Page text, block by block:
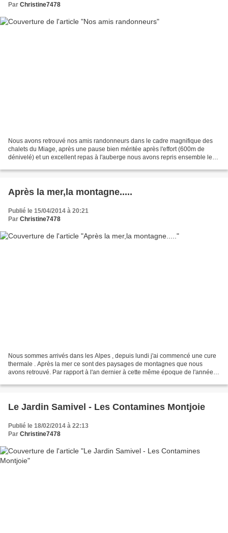
Par Christine7478
Nous avons retrouvé nos amis randonneurs dans le cadre magnifique des
chalets du Miage, après une pause bien méritée après l'effort (600m de
dénivelé) et un excellent repas à l'auberge nous avons repris ensemble le
Après la mer,la montagne.....
Publié le 15/04/2014 à 20:21
Par Christine7478
Nous sommes arrivés dans les Alpes , depuis lundi j'ai commencé une cure
thermale . Après la mer ce sont des paysages de montagnes que nous
avons retrouvé. Par rapport à l'an dernier à cette même époque de l'année,
Le Jardin Samivel - Les Contamines Montjoie
Publié le 18/02/2014 à 22:13
Par Christine7478